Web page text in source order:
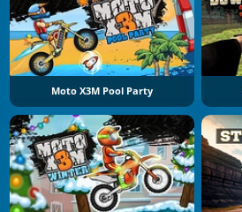
Moto X3M Pool Party